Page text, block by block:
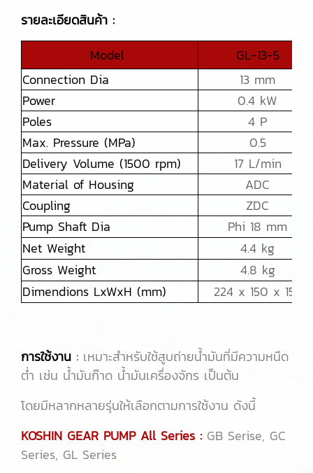
รายละเอียดสินค้า :
Model
GL-13-5
Connection Dia
13 mm
Power
0.4 kW
Poles
4 P
Max. Pressure (MPa)
0.5
Delivery Volume (1500 rpm)
17 L/min
Material of Housing
ADC
Coupling
ZDC
Pump Shaft Dia
Phi 18 mm
Net Weight
4.4 kg
Gross Weight
4.8 kg
Dimendions LxWxH (mm)
224 x 150 x 155
การใช้งาน : เหมาะสำหรับใช้สูบถ่ายน้ำมันที่มีความหนืด
ต่ำ เช่น น้ำมันก๊าด น้ำมันเครื่องจักร เป็นต้น
โดยมีหลากหลายรุ่นให้เลือกตามการใช้งาน ดังนี้
KOSHIN GEAR PUMP All Series : GB Serise, GC
Series, GL Series